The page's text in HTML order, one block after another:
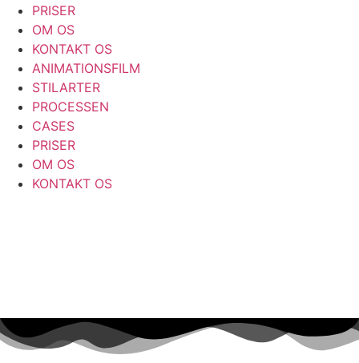
PRISER
OM OS
KONTAKT OS
ANIMATIONSFILM
STILARTER
PROCESSEN
CASES
PRISER
OM OS
KONTAKT OS